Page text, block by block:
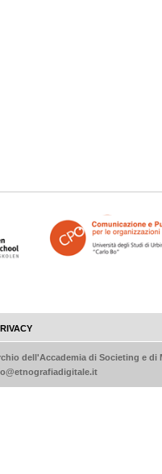
dell'Accademia di Societing e di